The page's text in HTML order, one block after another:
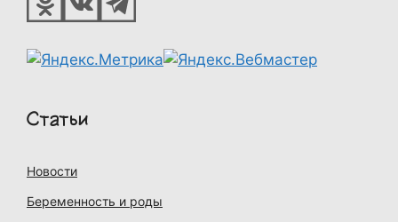
Статьи
Новости
Беременность и роды